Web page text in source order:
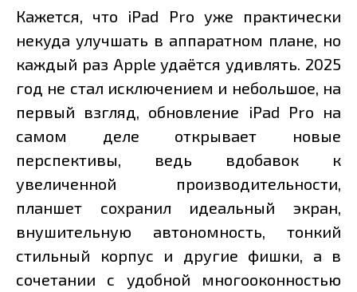
Кажется, что iPad Pro уже практически
некуда улучшать в аппаратном плане, но
каждый раз Apple удаётся удивлять. 2025
год не стал исключением и небольшое, на
первый взгляд, обновление iPad Pro на
самом деле открывает новые
перспективы, ведь вдобавок к
увеличенной производительности,
планшет сохранил идеальный экран,
внушительную автономность, тонкий
стильный корпус и другие фишки, а в
сочетании с удобной многооконностью